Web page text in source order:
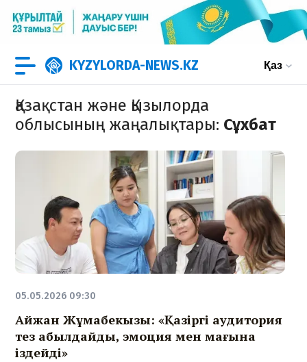
KYZYLORDA-NEWS.KZ Қаз
Қазақстан және Қызылорда
облысының жаңалықтары: Сұхбат
05.05.2026 09:30
Айжан Жұмабекқызы: «Қазіргі аудитория
тез қабылдайды, эмоция мен мағына
іздейді»